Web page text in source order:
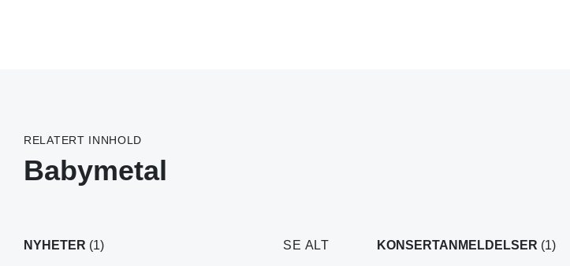
RELATERT INNHOLD
Babymetal
NYHETER (1) SE ALT KONSERTANMELDELSER (1)